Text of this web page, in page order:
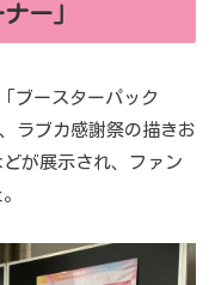
ー」
ブースターパック
ラブカ感謝祭の描きお
が展示され、ファン